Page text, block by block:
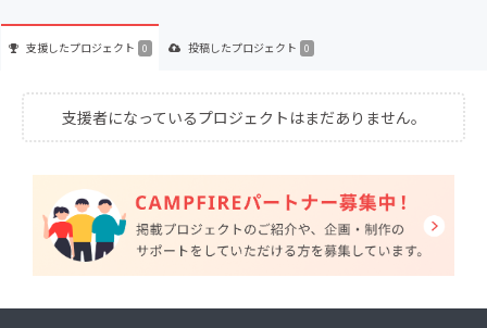
支援したプロジェクト 0 投稿したプロジェクト 0
支援者になっているプロジェクトはまだありません。